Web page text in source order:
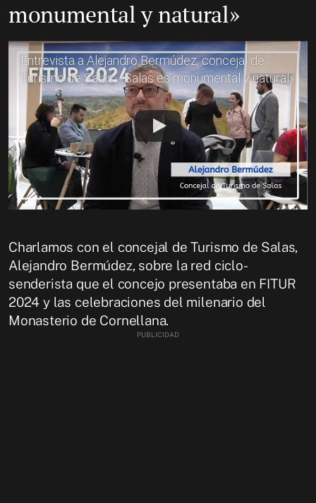
monumental y natural»
Entrevista a Alejandro Bermúdez, concejal de
Turismo de Salas: «Salas es monumental y natural»
Charlamos con el concejal de Turismo de Salas,
Alejandro Bermúdez, sobre la red ciclo-
senderista que el concejo presentaba en FITUR
2024 y las celebraciones del milenario del
Monasterio de Cornellana.